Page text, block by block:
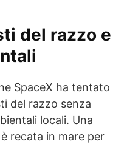
del razzo e
SpaceX ha tentato
del razzo senza
locali. Una
è recata in mare per